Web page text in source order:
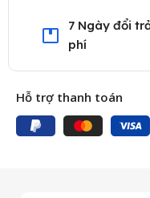
7 Ngày đổi
phí
Hỗ trợ thanh toán